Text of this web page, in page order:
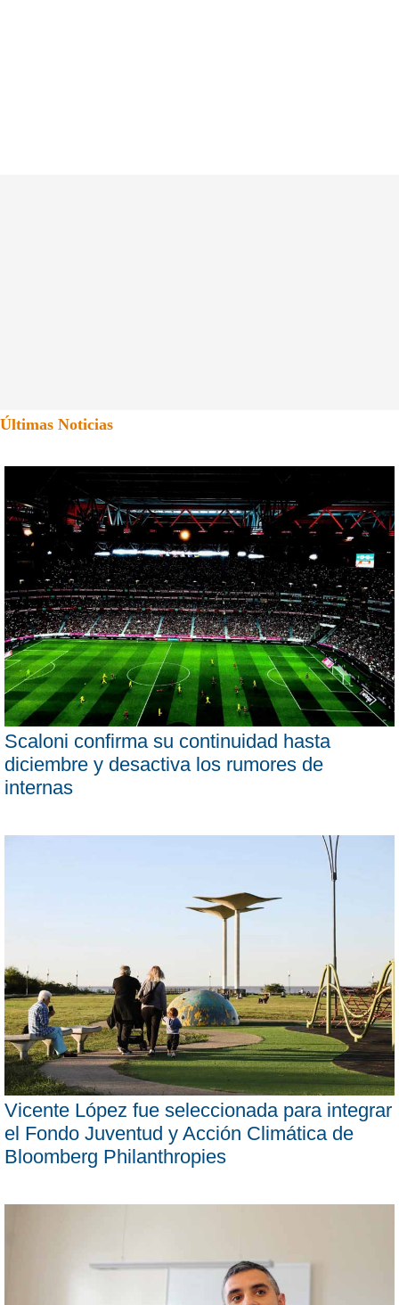
Últimas Noticias
Scaloni confirma su continuidad hasta
diciembre y desactiva los rumores de
internas
Vicente López fue seleccionada para integrar
el Fondo Juventud y Acción Climática de
Bloomberg Philanthropies